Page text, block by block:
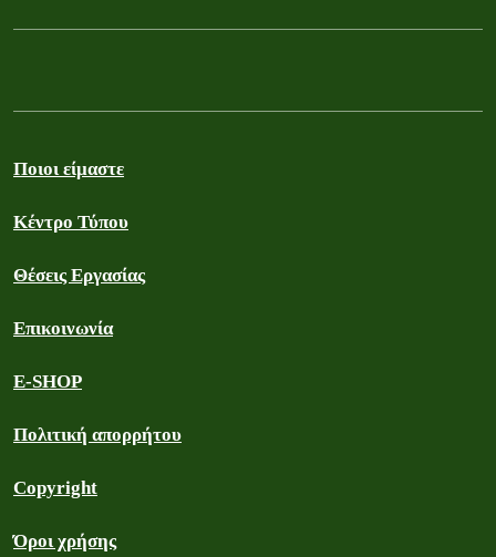
Ποιοι είμαστε
Κέντρο Τύπου
Θέσεις Εργασίας
Επικοινωνία
E-SHOP
Πολιτική απορρήτου
Copyright
Όροι χρήσης